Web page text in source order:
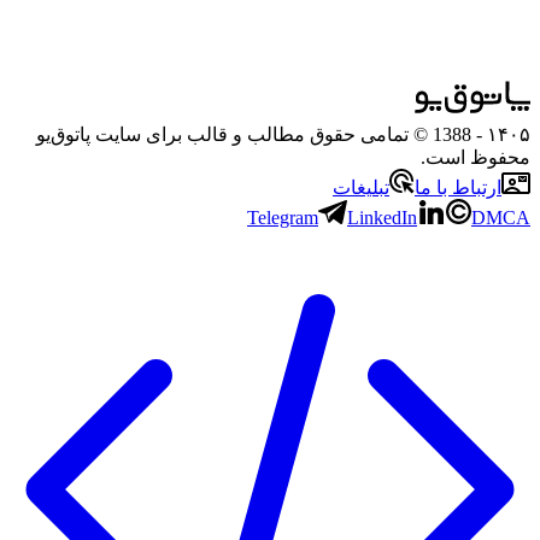
۱۴۰۵
- 1388 © تمامی حقوق مطالب و قالب برای سایت پاتوق‌یو
محفوظ است.
ارتباط با ما
تبلیغات
Telegram
LinkedIn DMCA